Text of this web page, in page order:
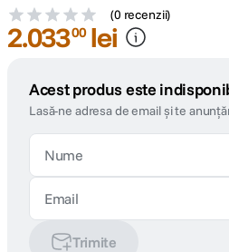
(0 recenzii)
2.03300 lei
Acest produs este
Lasă-ne adresa de email și te
Trimite